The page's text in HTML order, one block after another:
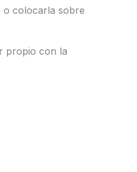
o colocarla sobre
propio con la